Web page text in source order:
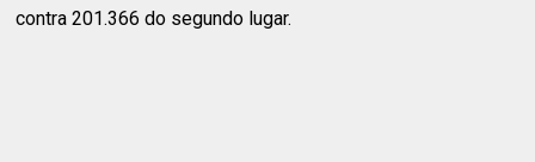
contra 201.366 do segundo lugar.